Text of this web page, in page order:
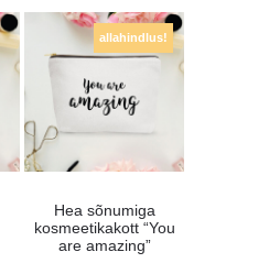
allahindlus!
Hea sõnumiga
kosmeetikakott “You
are amazing”